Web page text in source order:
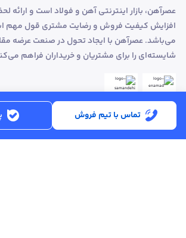
تماس با تیم فروش
عصرآهن، بازار اینترنتی آهن و فولاد است و ارائه
افزایش کیفیت فروش و رضایت مشتری قول مهم
می‌باشد. عصرآهن با ایجاد تحول در صنعت عرضه
شایسته‌ای را برای مشتریان و خریداران فراهم
ساعت کاری:شنبه تا پنجشنبه از ساعت 8:30 تا 17:00